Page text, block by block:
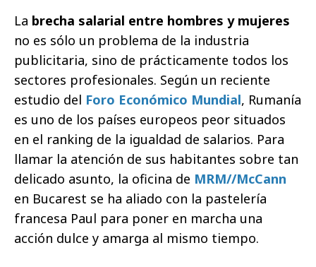
La brecha salarial entre hombres y mujeres
no es sólo un problema de la industria
publicitaria, sino de prácticamente todos los
sectores profesionales. Según un reciente
estudio del Foro Económico Mundial, Rumanía
es uno de los países europeos peor situados
en el ranking de la igualdad de salarios. Para
llamar la atención de sus habitantes sobre tan
delicado asunto, la oficina de MRM//McCann
en Bucarest se ha aliado con la pastelería
francesa Paul para poner en marcha una
acción dulce y amarga al mismo tiempo.